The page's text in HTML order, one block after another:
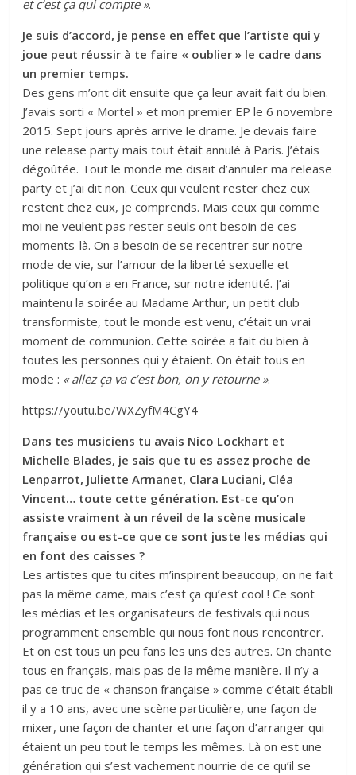
et c’est ça qui compte ».
Je suis d’accord, je pense en effet que l’artiste qui y
joue peut réussir à te faire « oublier » le cadre dans
un premier temps.
Des gens m’ont dit ensuite que ça leur avait fait du bien.
J’avais sorti « Mortel » et mon premier EP le 6 novembre
2015. Sept jours après arrive le drame. Je devais faire
une release party mais tout était annulé à Paris. J’étais
dégoûtée. Tout le monde me disait d’annuler ma release
party et j’ai dit non. Ceux qui veulent rester chez eux
restent chez eux, je comprends. Mais ceux qui comme
moi ne veulent pas rester seuls ont besoin de ces
moments-là. On a besoin de se recentrer sur notre
mode de vie, sur l’amour de la liberté sexuelle et
politique qu’on a en France, sur notre identité. J’ai
maintenu la soirée au Madame Arthur, un petit club
transformiste, tout le monde est venu, c’était un vrai
moment de communion. Cette soirée a fait du bien à
toutes les personnes qui y étaient. On était tous en
mode : « allez ça va c’est bon, on y retourne ».
https://youtu.be/WXZyfM4CgY4
Dans tes musiciens tu avais Nico Lockhart et
Michelle Blades, je sais que tu es assez proche de
Lenparrot, Juliette Armanet, Clara Luciani, Cléa
Vincent… toute cette génération. Est-ce qu’on
assiste vraiment à un réveil de la scène musicale
française ou est-ce que ce sont juste les médias qui
en font des caisses ?
Les artistes que tu cites m’inspirent beaucoup, on ne fait
pas la même came, mais c’est ça qu’est cool ! Ce sont
les médias et les organisateurs de festivals qui nous
programment ensemble qui nous font nous rencontrer.
Et on est tous un peu fans les uns des autres. On chante
tous en français, mais pas de la même manière. Il n’y a
pas ce truc de « chanson française » comme c’était établi
il y a 10 ans, avec une scène particulière, une façon de
mixer, une façon de chanter et une façon d’arranger qui
étaient un peu tout le temps les mêmes. Là on est une
génération qui s’est vachement nourrie de ce qu’il se